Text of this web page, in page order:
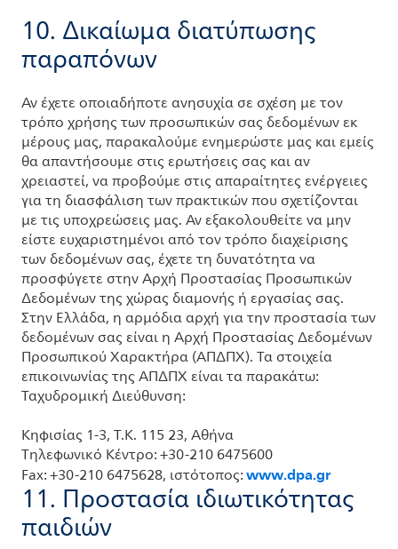
10. Δικαίωμα διατύπωσης
παραπόνων
Αν έχετε οποιαδήποτε ανησυχία σε σχέση με τον
τρόπο χρήσης των προσωπικών σας δεδομένων εκ
μέρους μας, παρακαλούμε ενημερώστε μας και εμείς
θα απαντήσουμε στις ερωτήσεις σας και αν
χρειαστεί, να προβούμε στις απαραίτητες ενέργειες
για τη διασφάλιση των πρακτικών που σχετίζονται
με τις υποχρεώσεις μας. Αν εξακολουθείτε να μην
είστε ευχαριστημένοι από τον τρόπο διαχείρισης
των δεδομένων σας, έχετε τη δυνατότητα να
προσφύγετε στην Αρχή Προστασίας Προσωπικών
Δεδομένων της χώρας διαμονής ή εργασίας σας.
Στην Ελλάδα, η αρμόδια αρχή για την προστασία των
δεδομένων σας είναι η Αρχή Προστασίας Δεδομένων
Προσωπικού Χαρακτήρα (ΑΠΔΠΧ). Τα στοιχεία
επικοινωνίας της ΑΠΔΠΧ είναι τα παρακάτω:
Ταχυδρομική Διεύθυνση:
Κηφισίας 1-3, Τ.Κ. 115 23, Αθήνα
Τηλεφωνικό Κέντρο:+30-210 6475600
Fax: +30-210 6475628, ιστότοπος:www.dpa.gr
11. Προστασία ιδιωτικότητας
παιδιών